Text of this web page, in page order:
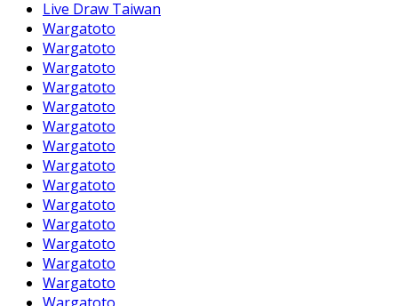
Live Draw Taiwan
Wargatoto
Wargatoto
Wargatoto
Wargatoto
Wargatoto
Wargatoto
Wargatoto
Wargatoto
Wargatoto
Wargatoto
Wargatoto
Wargatoto
Wargatoto
Wargatoto